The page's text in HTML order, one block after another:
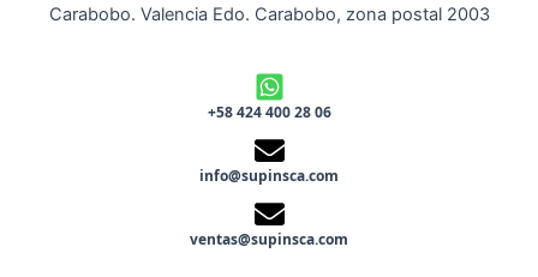
Carabobo. Valencia Edo. Carabobo, zona postal 2003
+58 424 400 28 06
info@supinsca.com
ventas@supinsca.com